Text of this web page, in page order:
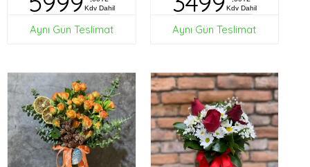
Kdv Dahil
Aynı Gün Teslimat
Kdv Dahil
Aynı Gün Teslimat